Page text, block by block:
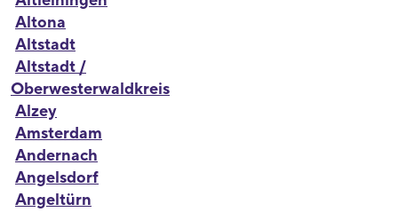
Altona
Altstadt
Altstadt /
Oberwesterwaldkreis
Alzey
Amsterdam
Andernach
Angelsdorf
Angeltürn